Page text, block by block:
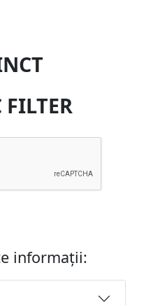
FILTER
informații: